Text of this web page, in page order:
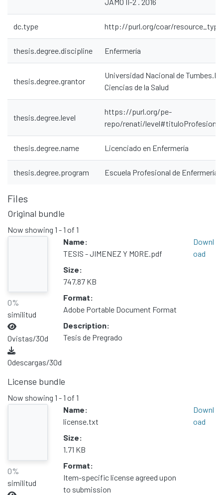
Communities & Collections
All of DSpace
Statistics
Políticas
dc.type http://purl.org/coar/
thesis.degree.discipline Enfermería
thesis.degree.grantor
Universidad Nacional de
Ciencias de la Salud
thesis.degree.level
https://purl.org/pe-
repo/renati/level#tituloProfesional
thesis.degree.name Licenciado en Enfermería
thesis.degree.program Escuela Profesional de Enfermería
Files
Original bundle
Now showing 1 - 1 of 1
0%
similitud
0vistas/30d
0descargas/30d
Name:
TESIS - JIMENEZ Y MORE.pdf
Size:
747.87 KB
Format:
Adobe Portable Document Format
Description:
Tesis de Pregrado
Downl
oad
License bundle
Now showing 1 - 1 of 1
0%
similitud
Name:
license.txt
Size:
1.71 KB
Format:
Item-specific license agreed upon
to submission
Downl
oad